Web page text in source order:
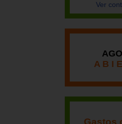
Ver
A B I
Gastos